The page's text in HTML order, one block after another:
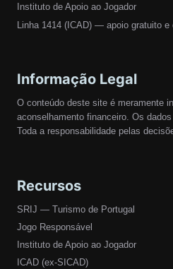
Instituto de Apoio ao Jogador
Linha 1414 (ICAD) — apoio gratuito e
Informação Legal
O conteúdo deste site é meramente
aconselhamento financeiro. Os
Toda a responsabilidade pelas
Recursos
SRIJ — Turismo de Portugal
Jogo Responsável
Instituto de Apoio ao Jogador
ICAD (ex-SICAD)